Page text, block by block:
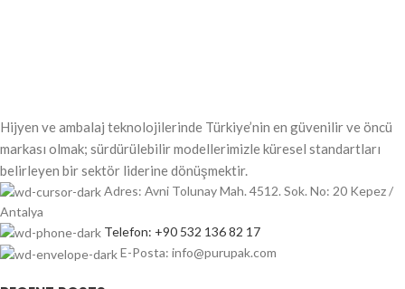
Hijyen ve ambalaj teknolojilerinde Türkiye’nin en güvenilir ve öncü
markası olmak; sürdürülebilir modellerimizle küresel standartları
belirleyen bir sektör liderine dönüşmektir.
Adres: Avni Tolunay Mah. 4512. Sok. No: 20 Kepez /
Antalya
Telefon: +90 532 136 82 17
E-Posta: info@purupak.com